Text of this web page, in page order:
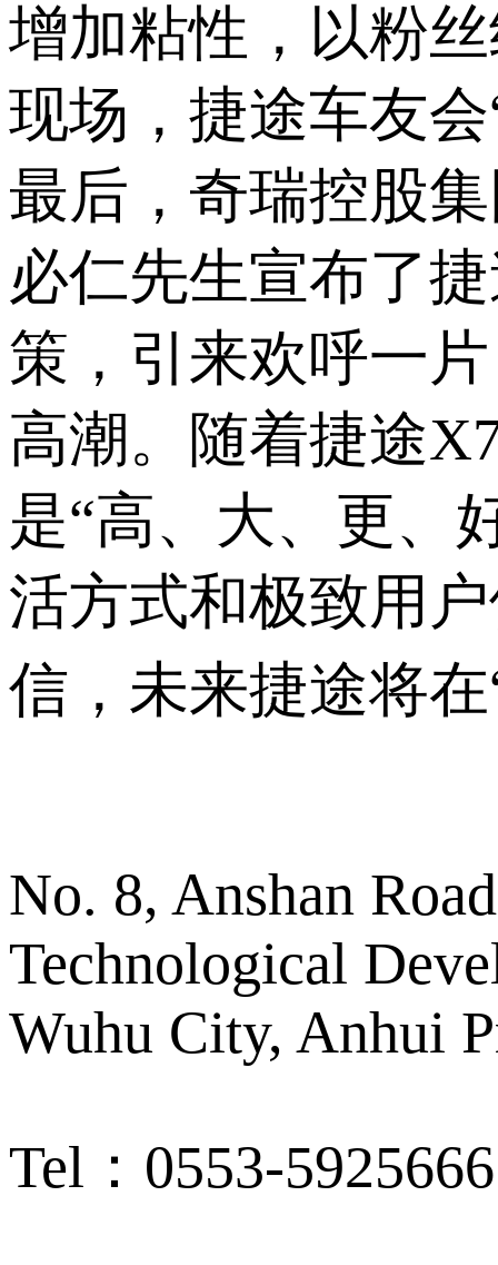
增加粘性，以粉
现场，捷途车友
最后，奇瑞控股
必仁先生宣布了
策，引来欢呼一
高潮。随着捷途
是“高、大、更、
活方式和极致用
信，未来捷途将
No. 8, Anshan
Technological
Wuhu City, Anhui
Tel：0553-5925666